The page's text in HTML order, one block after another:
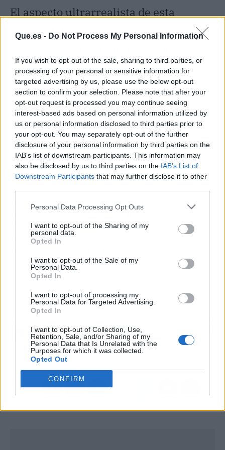
Que.es - Do Not Process My Personal Information
If you wish to opt-out of the sale, sharing to third parties, or
processing of your personal or sensitive information for
targeted advertising by us, please use the below opt-out
section to confirm your selection. Please note that after your
opt-out request is processed you may continue seeing
interest-based ads based on personal information utilized by
us or personal information disclosed to third parties prior to
your opt-out. You may separately opt-out of the further
disclosure of your personal information by third parties on the
IAB’s list of downstream participants. This information may
also be disclosed by us to third parties on the IAB’s List of
Downstream Participants that may further disclose it to other
Personal Data Processing Opt Outs
I want to opt-out of the Sharing of my
personal data.
Opted In
I want to opt-out of the Sale of my
Personal Data.
Opted In
I want to opt-out of processing my
Personal Data for Targeted Advertising.
Opted In
I want to opt-out of Collection, Use,
Retention, Sale, and/or Sharing of my
Personal Data that Is Unrelated with the
Purposes for which it was collected.
Opted Out
CONFIRM
El aspecto ultrarrealista de esta
piedraoel cemento, aportan un toque de
elegancia y modernidad. Se presentan como
una opción realista y refinada para embellecer
los espacios interiores. Gracias a las técnicas
innovadoras de impresión, se logran
reproducir piezas con las vetas, texturas y
tonalidades que se encuentran en los
materiales naturales.
En consecuencia, la popularidad de estos
azulejos de grandes dimensiones se ha
funcional. La capacidad de imitar la belleza de
los materiales auténticos, junto con su fácil
instalación y mantenimiento, las posiciona
dudes enponerte en contacto
Ferrolan
El mejor pienso para tu
gato según sus
necesidades